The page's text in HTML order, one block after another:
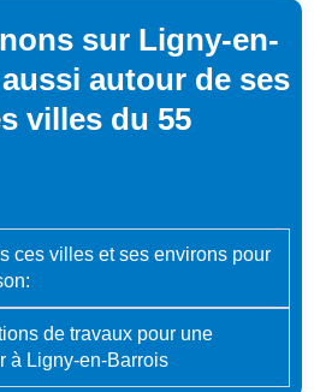
sur Ligny-en-
autour de ses
villes du 55
ces villes et ses environs pour
de travaux pour une
à Ligny-en-Barrois